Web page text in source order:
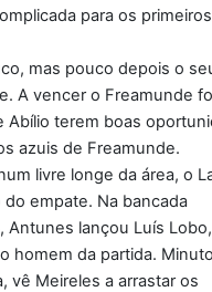
para os primeiros
mas pouco depois o
A vencer o Freamunde
Abílio terem boas
azuis de Freamunde.
livre longe da área, o
empate. Na bancada
Antunes lançou Luís
homem da partida.
vê Meireles a arrastar os